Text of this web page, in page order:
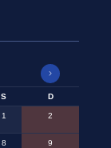
S D
1 2
8 9